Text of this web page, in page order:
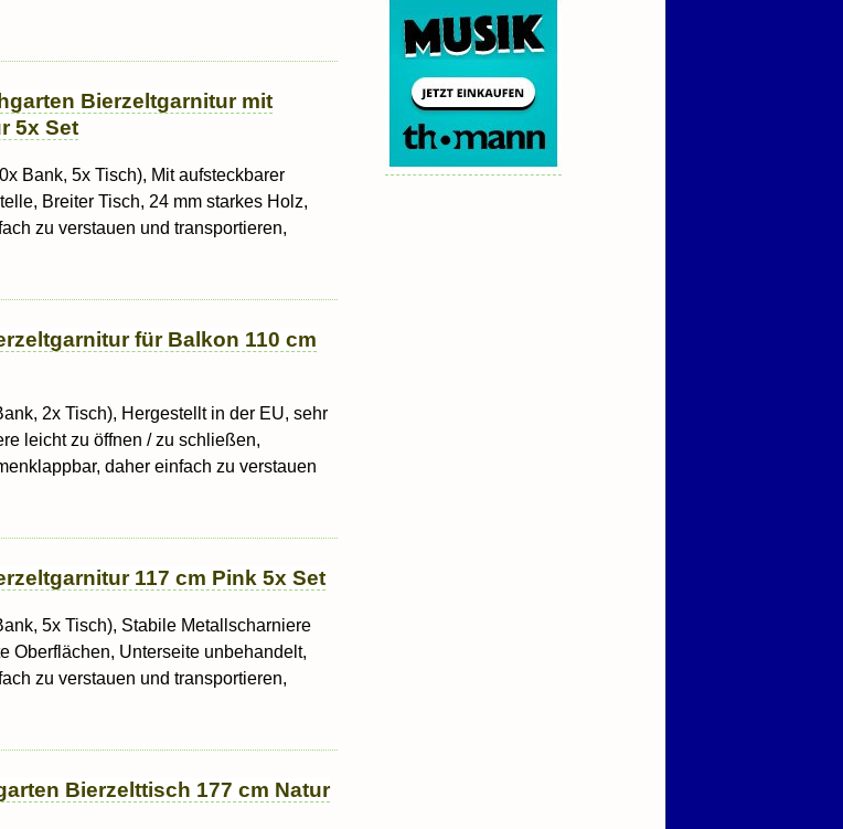
Bierzeltgarnitur mit
5x Set
Bank, 5x Tisch), Mit aufsteckbarer
Breiter Tisch, 24 mm starkes Holz,
zu verstauen und transportieren,
für Balkon 110 cm
2x Tisch), Hergestellt in der EU, sehr
leicht zu öffnen / zu schließen,
daher einfach zu verstauen
117 cm Pink 5x Set
5x Tisch), Stabile Metallscharniere
Oberflächen, Unterseite unbehandelt,
zu verstauen und transportieren,
Bierzelttisch 177 cm Natur